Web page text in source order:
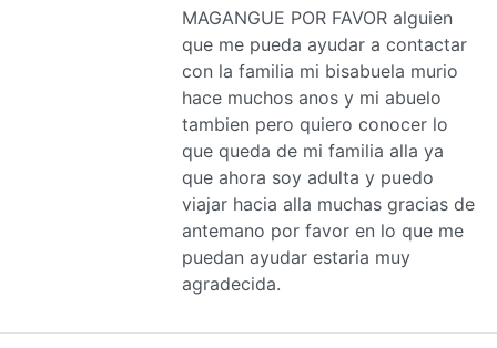
MAGANGUE POR FAVOR alguien
que me pueda ayudar a contactar
con la familia mi bisabuela murio
hace muchos anos y mi abuelo
tambien pero quiero conocer lo
que queda de mi familia alla ya
que ahora soy adulta y puedo
viajar hacia alla muchas gracias de
antemano por favor en lo que me
puedan ayudar estaria muy
agradecida.